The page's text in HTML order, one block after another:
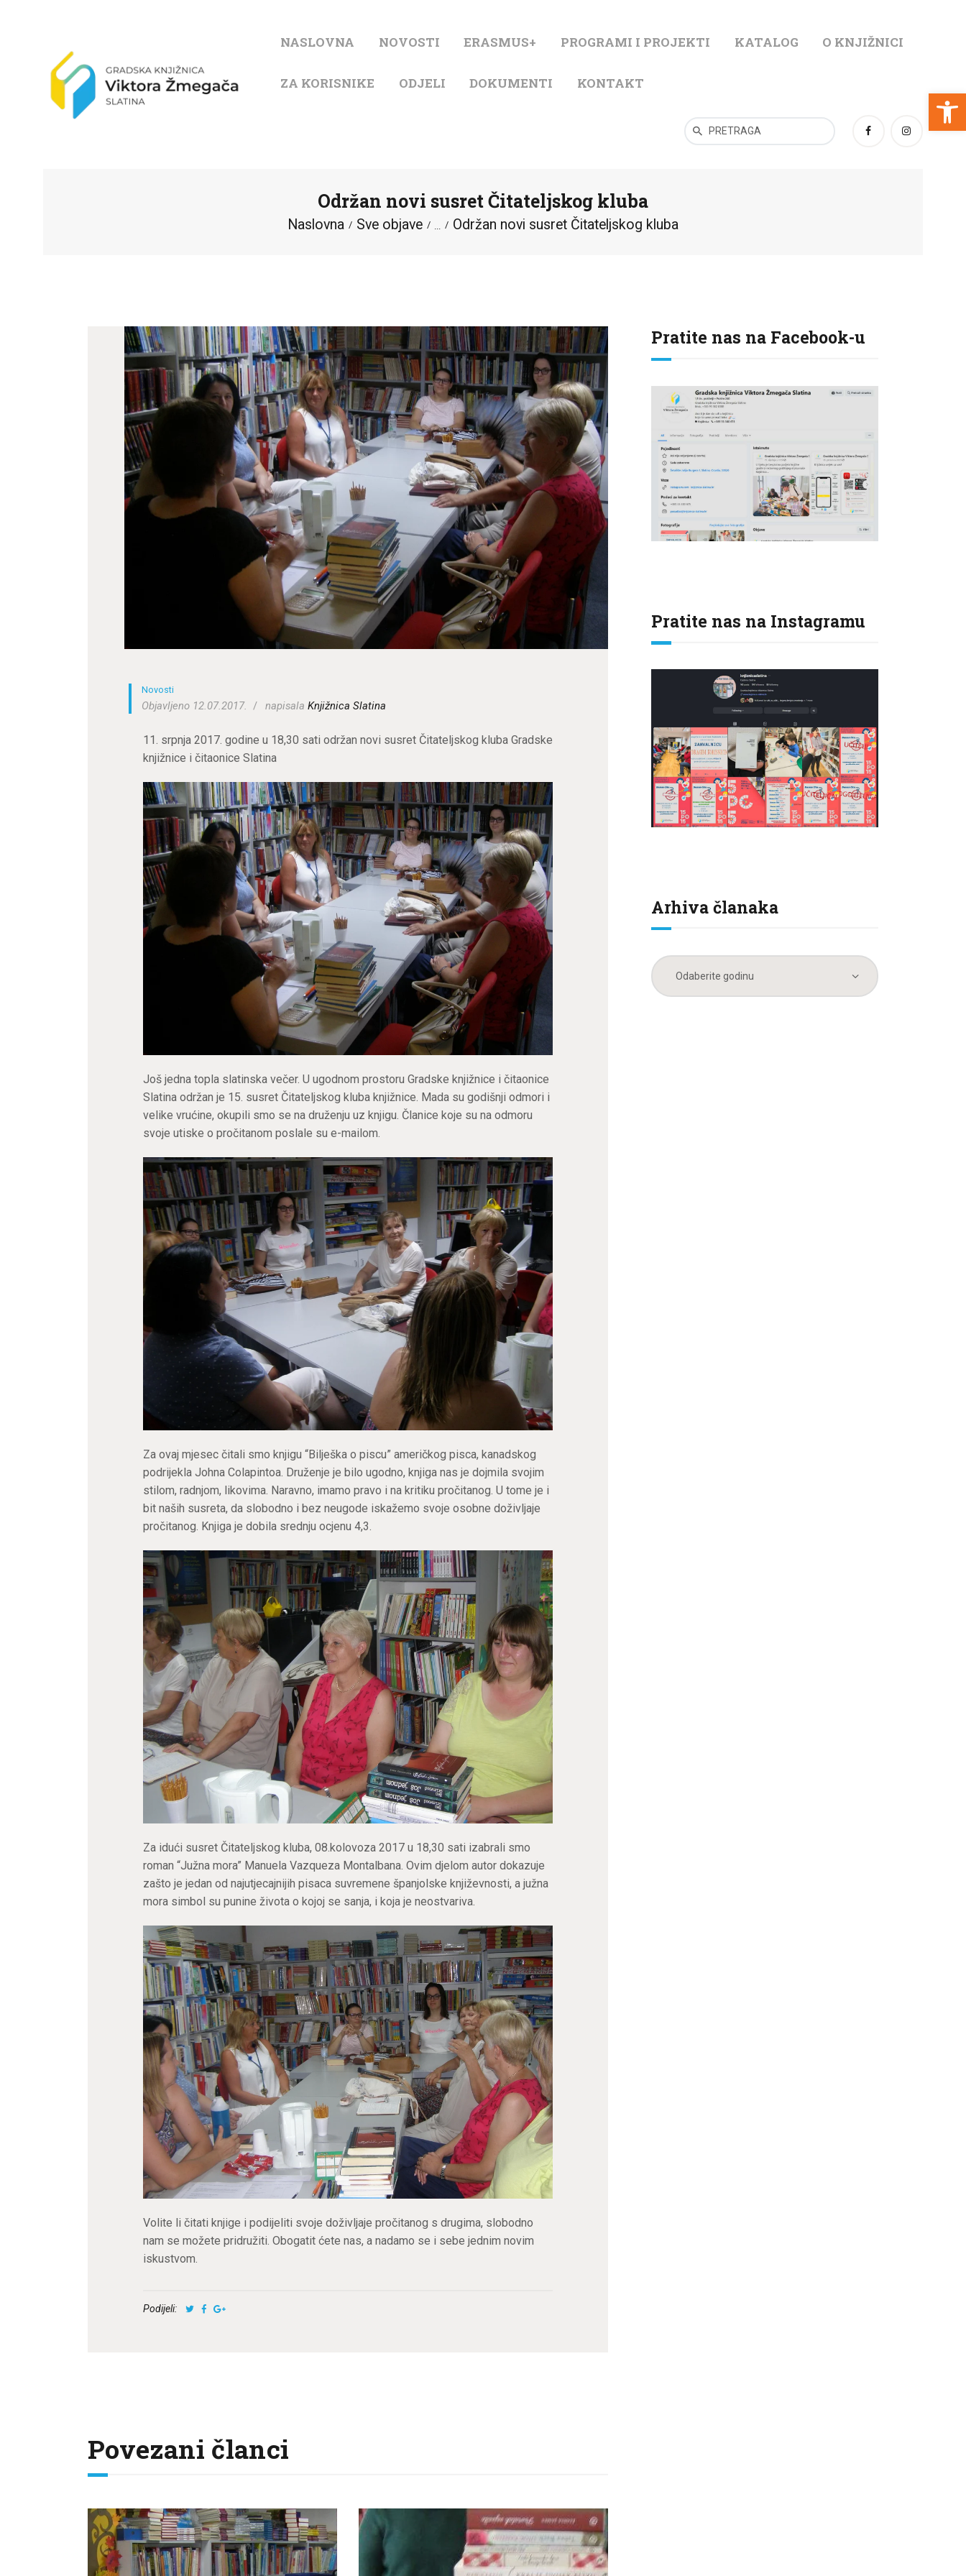
Open toolbar
NASLOVNA NOVOSTI ERASMUS+ PROGRAMI I PROJEKTI KATALOG O KNJIŽNICI
ZA KORISNIKE ODJELI DOKUMENTI KONTAKT
Održan novi susret Čitateljskog kluba
Naslovna Sve objave ... Održan novi susret Čitateljskog kluba
KATALOG
ODJELI
DOKUMENTI
KONTAKT
Novosti
Objavljeno 12.07.2017. napisalaKnjižnica Slatina
11. srpnja 2017. godine u 18,30 sati održan novi susret Čitateljskog kluba Gradske
knjižnice i čitaonice Slatina
Još jedna topla slatinska večer. U ugodnom prostoru Gradske knjižnice i čitaonice
Slatina održan je 15. susret Čitateljskog kluba knjižnice. Mada su godišnji odmori i
velike vrućine, okupili smo se na druženju uz knjigu. Članice koje su na odmoru
svoje utiske o pročitanom poslale su e-mailom.
Za ovaj mjesec čitali smo knjigu “Bilješka o piscu” američkog pisca, kanadskog
podrijekla Johna Colapintoa. Druženje je bilo ugodno, knjiga nas je dojmila svojim
stilom, radnjom, likovima. Naravno, imamo pravo i na kritiku pročitanog. U tome je i
bit naših susreta, da slobodno i bez neugode iskažemo svoje osobne doživljaje
pročitanog. Knjiga je dobila srednju ocjenu 4,3.
Za idući susret Čitateljskog kluba, 08.kolovoza 2017 u 18,30 sati izabrali smo
roman “Južna mora” Manuela Vazqueza Montalbana. Ovim djelom autor dokazuje
zašto je jedan od najutjecajnijih pisaca suvremene španjolske književnosti, a južna
mora simbol su punine života o kojoj se sanja, i koja je neostvariva.
Volite li čitati knjige i podijeliti svoje doživljaje pročitanog s drugima, slobodno
nam se možete pridružiti. Obogatit ćete nas, a nadamo se i sebe jednim novim
iskustvom.
Podijeli:
Povezani članci
Pratite nas na Facebook-u
Pratite nas na Instagramu
Arhiva članaka